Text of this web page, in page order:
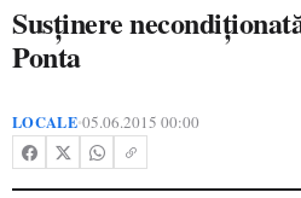
Susţinere
Ponta
LOCALE•05.06.2015 00:00